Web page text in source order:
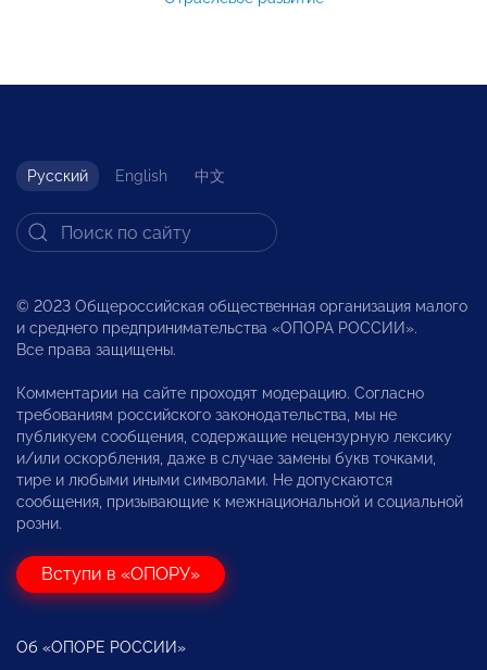
Русский English 中文
© 2023 Общероссийская общественная организация малого
и среднего предпринимательства «ОПОРА РОССИИ».
Все права защищены.
Комментарии на сайте проходят модерацию. Согласно
требованиям российского законодательства, мы не
публикуем сообщения, содержащие нецензурную лексику
и/или оскорбления, даже в случае замены букв точками,
тире и любыми иными символами. Не допускаются
сообщения, призывающие к межнациональной и социальной
розни.
Вступи в «ОПОРУ»
Об «ОПОРЕ РОССИИ»